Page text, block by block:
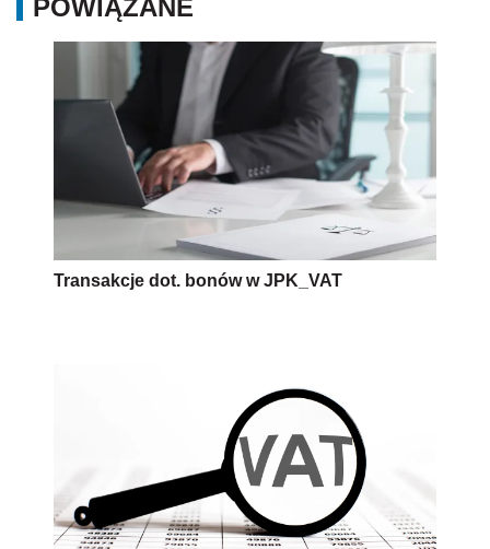
POWIĄZANE
Transakcje dot. bonów w JPK_VAT